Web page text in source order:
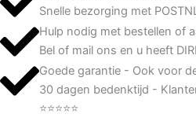
Snelle bezorging met
Hulp nodig met bestellen of
Bel of mail ons en u heeft
Goede garantie - Ook voor
30 dagen bedenktijd -
⭐⭐⭐⭐⭐